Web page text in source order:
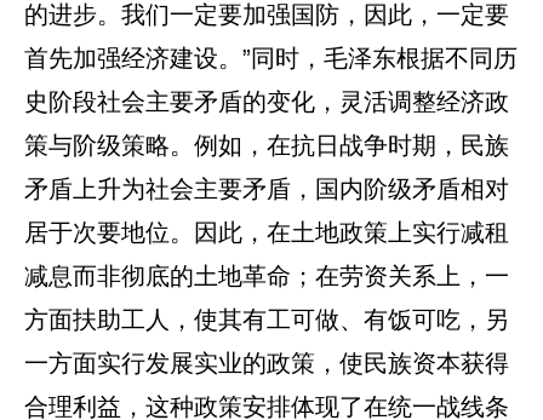
的进步。我们一定要加强国防，因此，一定要
首先加强经济建设。”同时，毛泽东根据不同历
史阶段社会主要矛盾的变化，灵活调整经济政
策与阶级策略。例如，在抗日战争时期，民族
矛盾上升为社会主要矛盾，国内阶级矛盾相对
居于次要地位。因此，在土地政策上实行减租
减息而非彻底的土地革命；在劳资关系上，一
方面扶助工人，使其有工可做、有饭可吃，另
一方面实行发展实业的政策，使民族资本获得
合理利益，这种政策安排体现了在统一战线条